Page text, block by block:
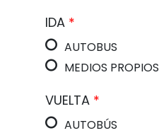
IDA *
AUTOBUS
MEDIOS PROPIOS
VUELTA *
AUTOBÚS